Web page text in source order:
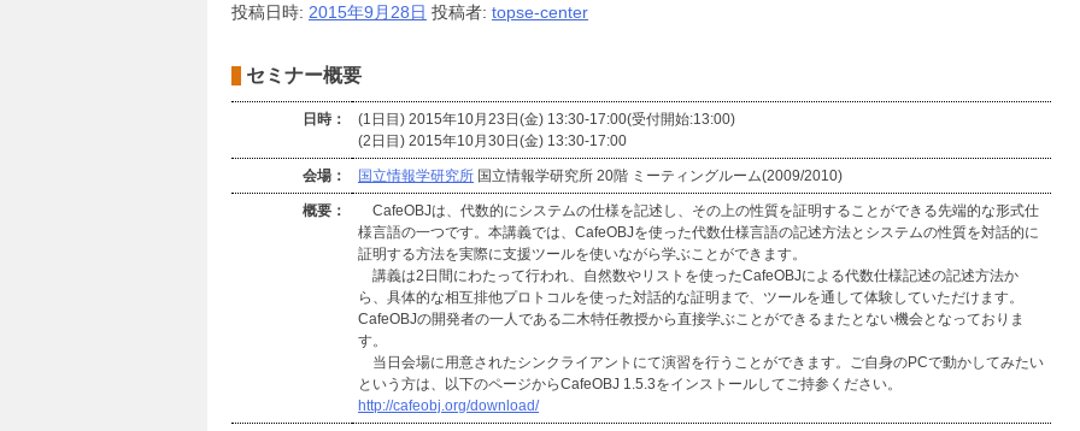
投稿日時: 2015年9月28日 投稿者: topse-center
セミナー概要
日時：
(1日目) 2015年10月23日(金) 13:30-17:00(受付開始:13:00)
(2日目) 2015年10月30日(金) 13:30-17:00
会場： 国立情報学研究所 国立情報学研究所 20階 ミーティングルーム(2009/2010)
概要：
CafeOBJは、代数的にシステムの仕様を記述し、その上の性質を証明することができる先端的な形式仕
様言語の一つです。本講義では、CafeOBJを使った代数仕様言語の記述方法とシステムの性質を対話的に
証明する方法を実際に支援ツールを使いながら学ぶことができます。
講義は2日間にわたって行われ、自然数やリストを使ったCafeOBJによる代数仕様記述の記述方法か
ら、具体的な相互排他プロトコルを使った対話的な証明まで、ツールを通して体験していただけます。
CafeOBJの開発者の一人である二木特任教授から直接学ぶことができるまたとない機会となっておりま
す。
当日会場に用意されたシンクライアントにて演習を行うことができます。ご自身のPCで動かしてみたい
という方は、以下のページからCafeOBJ 1.5.3をインストールしてご持参ください。
http://cafeobj.org/download/